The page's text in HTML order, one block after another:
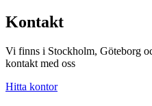
Kontakt
Vi finns i Stockholm, Göteborg
kontakt med oss
Hitta kontor